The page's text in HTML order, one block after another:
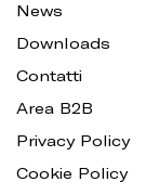
News
Downloads
Contatti
Area B2B
Privacy Policy
Cookie Policy